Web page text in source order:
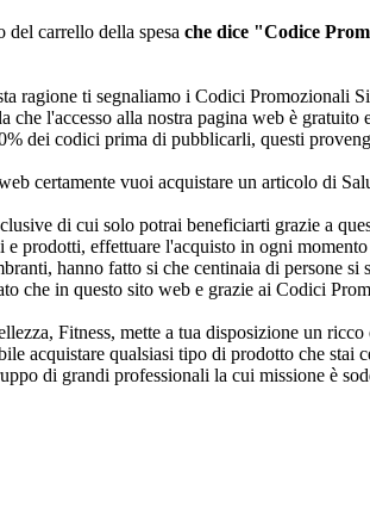
carrello della spesa che dice "Codice
ragione ti segnaliamo i Codici Promozionali
l'accesso alla nostra pagina web è gratuito
dei codici prima di pubblicarli, questi
certamente vuoi acquistare un articolo di
di cui solo potrai beneficiarti grazie a
prodotti, effettuare l'acquisto in ogni
hanno fatto si che centinaia di persone
che in questo sito web e grazie ai Codici
Fitness, mette a tua disposizione un
acquistare qualsiasi tipo di prodotto che stai
di grandi professionali la cui missione è